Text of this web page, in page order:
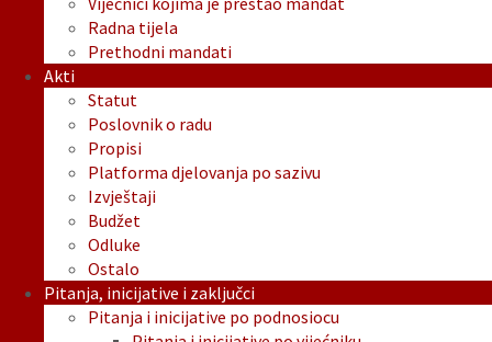
Radna tijela
Prethodni mandati
Akti
Statut
Poslovnik o radu
Propisi
Platforma djelovanja po sazivu
Izvještaji
Budžet
Odluke
Ostalo
Pitanja, inicijative i zaključci
Pitanja i inicijative po podnosiocu